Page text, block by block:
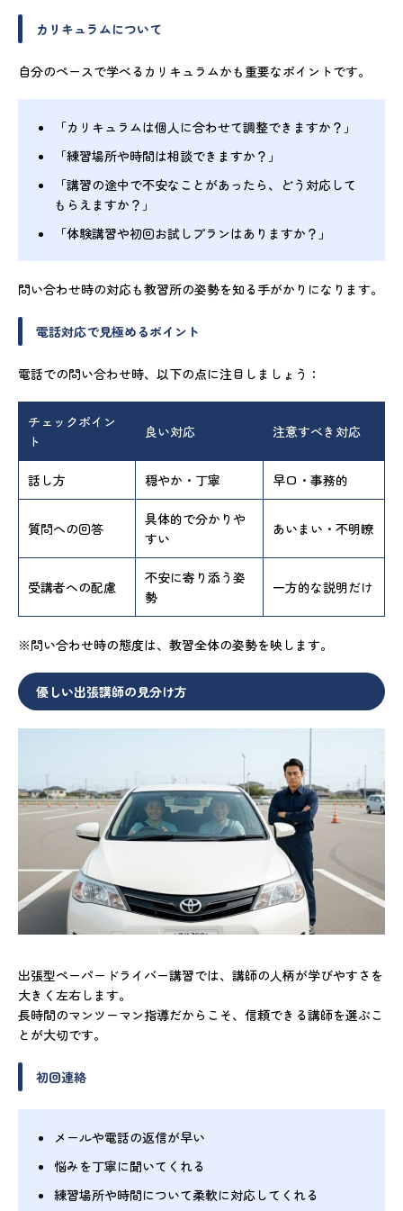
カリキュラムについて
自分のペースで学べるカリキュラムかも重要なポイントです。
「カリキュラムは個人に合わせて調整できますか？」
「練習場所や時間は相談できますか？」
「講習の途中で不安なことがあったら、どう対応して
もらえますか？」
「体験講習や初回お試しプランはありますか？」
問い合わせ時の対応も教習所の姿勢を知る手がかりになります。
電話対応で見極めるポイント
電話での問い合わせ時、以下の点に注目しましょう：
チェックポイン
ト
良い対応 注意すべき対応
話し方 穏やか・丁寧 早口・事務的
質問への回答
具体的で分かりや
すい
あいまい・不明瞭
受講者への配慮
不安に寄り添う姿
勢
一方的な説明だけ
※問い合わせ時の態度は、教習全体の姿勢を映します。
優しい出張講師の見分け方
出張型ペーパードライバー講習では、講師の人柄が学びやすさを
大きく左右します。
長時間のマンツーマン指導だからこそ、信頼できる講師を選ぶこ
とが大切です。
初回連絡
メールや電話の返信が早い
悩みを丁寧に聞いてくれる
練習場所や時間について柔軟に対応してくれる